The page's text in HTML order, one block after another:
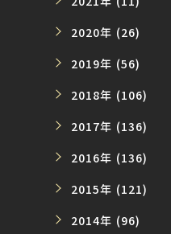
2020年 (26)
2019年 (56)
2018年 (106)
2017年 (136)
2016年 (136)
2015年 (121)
2014年 (96)